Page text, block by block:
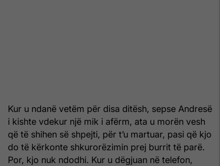
Kur u ndanë vetëm për disa ditësh, sepse Andresë
i kishte vdekur një mik i afërm, ata u morën vesh
që të shihen së shpejti, për t’u martuar, pasi që kjo
do të kërkonte shkurorëzimin prej burrit të parë.
Por, kjo nuk ndodhi. Kur u dëgjuan në telefon,